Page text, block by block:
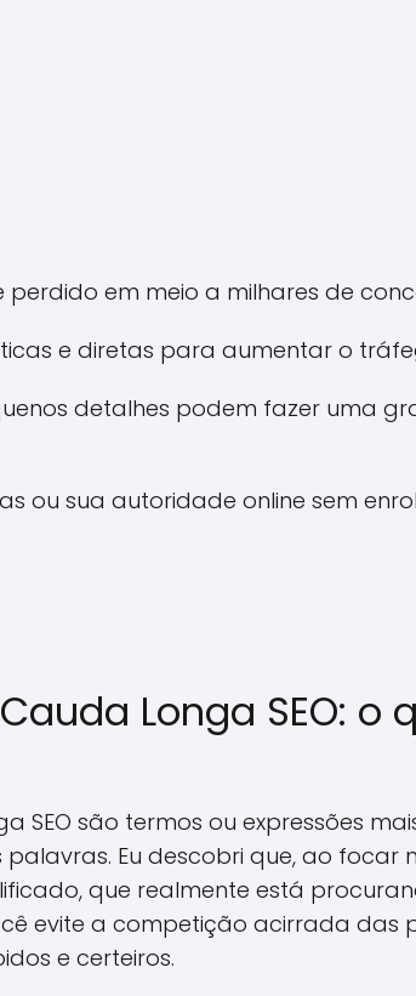
perdido em meio a milhares de
e diretas para aumentar o
detalhes podem fazer uma
ou sua autoridade online sem
Longa SEO: o
SEO são termos ou expressões
Eu descobri que, ao focar
que realmente está
evite a competição acirrada das
e certeiros.